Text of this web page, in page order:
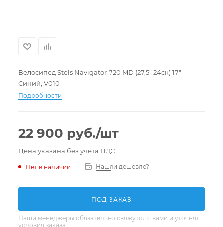
Велосипед Stels Navigator-720 MD (27,5" 24ск) 17"
Синий, V010
Подробности
22 900 руб./шт
Цена указана без учета НДС
Нет в наличии Нашли дешевле?
ПОД ЗАКАЗ
Наши менеджеры обязательно свяжутся с вами и уточнят
условия заказа